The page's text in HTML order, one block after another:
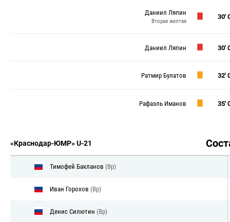
Даниил Ляпин
Вторая желтая
30'
Даниил Ляпин 30'
Ратмир Булатов 32'
Рафаэль Иманов 35'
«Краснодар-ЮМР» U-21
Тимофей Бакланов (Вр)
Иван Горохов (Вр)
Денис Силютин (Вр)